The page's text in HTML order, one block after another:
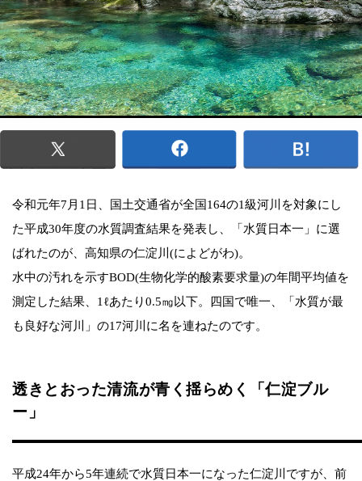
令和元年7月1日、国土交通省が全国164の1級河川を対象にし
た平成30年度の水質調査結果を発表し、「水質日本一」に選
ばれたのが、高知県の仁淀川(によどがわ)。
水中の汚れを示すBOD(生物化学的酸素要求量)の年間平均値を
測定した結果、1ℓあたり0.5㎎以下。四国で唯一、「水質が最
も良好な河川」の17河川に名を連ねたのです。
透きとおった清流が青く揺らめく「仁淀ブル
ー」
平成24年から5年連続で水質日本一になった仁淀川ですが、前